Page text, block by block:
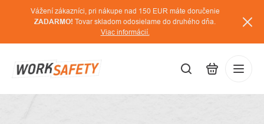
Vážení zákazníci, pri nákupe nad 150 EUR máte doručenie
ZADARMO! Tovar skladom odosielame do druhého dňa.
Viac informácií.